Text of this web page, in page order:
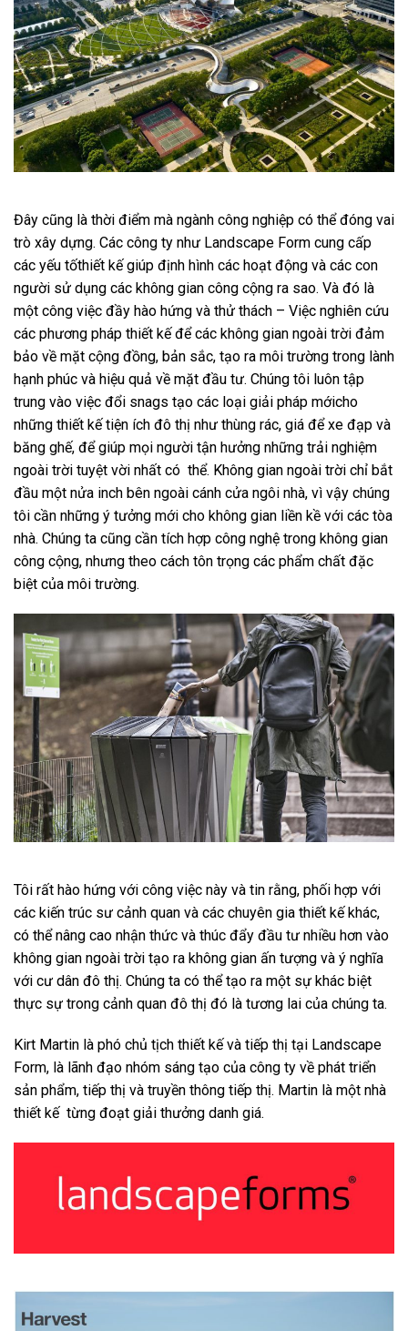
Đây cũng là thời điểm mà ngành công nghiệp có thể đóng vai
trò xây dựng. Các công ty như Landscape Form cung cấp
các yếu tốthiết kế giúp định hình các hoạt động và các con
người sử dụng các không gian công cộng ra sao. Và đó là
một công việc đầy hào hứng và thử thách – Việc nghiên cứu
các phương pháp thiết kế để các không gian ngoài trời đảm
bảo về mặt cộng đồng, bản sắc, tạo ra môi trường trong lành
hạnh phúc và hiệu quả về mặt đầu tư. Chúng tôi luôn tập
trung vào việc đổi snags tạo các loại giải pháp mớicho
những thiết kế tiện ích đô thị như thùng rác, giá để xe đạp và
băng ghế, để giúp mọi người tận hưởng những trải nghiệm
ngoài trời tuyệt vời nhất có thể. Không gian ngoài trời chỉ bắt
đầu một nửa inch bên ngoài cánh cửa ngôi nhà, vì vậy chúng
tôi cần những ý tưởng mới cho không gian liền kề với các tòa
nhà. Chúng ta cũng cần tích hợp công nghệ trong không gian
công cộng, nhưng theo cách tôn trọng các phẩm chất đặc
biệt của môi trường.
Tôi rất hào hứng với công việc này và tin rằng, phối hợp với
các kiến ​​trúc sư cảnh quan và các chuyên gia thiết kế khác,
có thể nâng cao nhận thức và thúc đẩy đầu tư nhiều hơn vào
không gian ngoài trời tạo ra không gian ấn tượng và ý nghĩa
với cư dân đô thị. Chúng ta có thể tạo ra một sự khác biệt
thực sự trong cảnh quan đô thị đó là tương lai của chúng ta.
Kirt Martin là phó chủ tịch thiết kế và tiếp thị tại Landscape
Form, là lãnh đạo nhóm sáng tạo của công ty về phát triển
sản phẩm, tiếp thị và truyền thông tiếp thị. Martin là một nhà
thiết kế từng đoạt giải thưởng danh giá.